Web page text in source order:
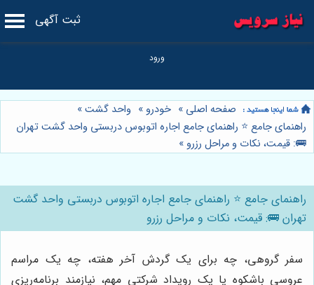
ثبت آگهی
صفحه اصلی » خودرو » واحد گشت»
راهنمای جامع ⭐️ راهنمای جامع اجاره اتوبوس دربستی واحد گشت تهران
🚌: قیمت، نکات و مراحل رزرو »
راهنمای جامع ⭐️ راهنمای جامع اجاره اتوبوس دربستی واحد گشت
تهران 🚌: قیمت، نکات و مراحل رزرو
سفر گروهی، چه برای یک گردش آخر هفته، چه یک مراسم
عروسی باشکوه یا یک رویداد شرکتی مهم، نیازمند برنامه‌ریزی